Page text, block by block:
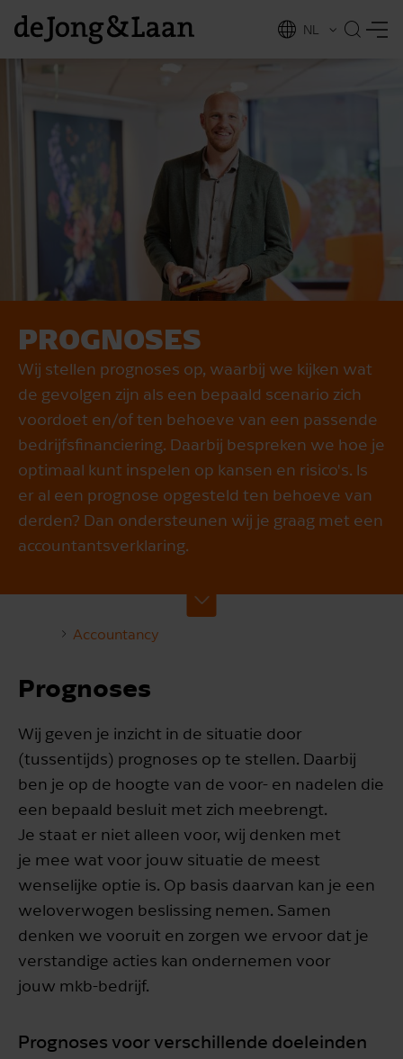
NL
PROGNOSES
Wij stellen prognoses op, waarbij we kijken wat
de gevolgen zijn als een bepaald scenario zich
voordoet en/of ten behoeve van een passende
bedrijfsfinanciering. Daarbij bespreken we hoe je
optimaal kunt inspelen op kansen en risico's. Is
er al een prognose opgesteld ten behoeve van
derden? Dan ondersteunen wij je graag met een
accountantsverklaring.
Accountancy
Prognoses
Wij geven je inzicht in de situatie door
(tussentijds) prognoses op te stellen. Daarbij
ben je op de hoogte van de voor- en nadelen die
een bepaald besluit met zich meebrengt.
Je staat er niet alleen voor, wij denken met
je mee wat voor jouw situatie de meest
wenselijke optie is. Op basis daarvan kan je een
weloverwogen beslissing nemen. Samen
denken we vooruit en zorgen we ervoor dat je
verstandige acties kan ondernemen voor
jouw mkb-bedrijf.
Prognoses voor verschillende doeleinden